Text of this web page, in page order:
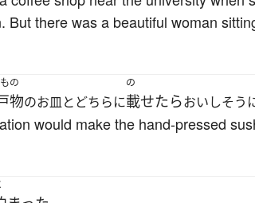
But there was a beautiful woman
の
物のお皿とどちらに
の
載せたらおいしそう
would make the hand-pressed